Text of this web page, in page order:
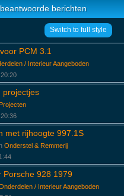
berichten
Switch to full style
PCM 3.1
/ Interieur Aangeboden
projectjes
met rijhoogte 997.1S
Onderstel & Remmerij
Porsche 928 1979
/ Interieur Aangeboden